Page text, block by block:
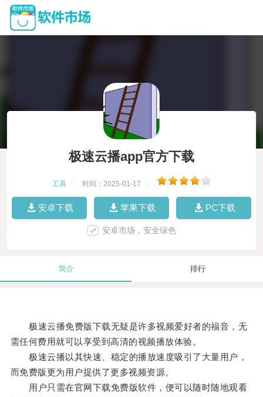
极速云播app官方下载
工具 时间：2025-01-17
安卓下载 苹果下载 PC下载
安卓市场，安全绿色
简介 排行
极速云播免费版下载无疑是许多视频爱好者的福音，无
需任何费用就可以享受到高清的视频播放体验。
极速云播以其快速、稳定的播放速度吸引了大量用户，
而免费版更为用户提供了更多视频资源。
用户只需在官网下载免费版软件，便可以随时随地观看